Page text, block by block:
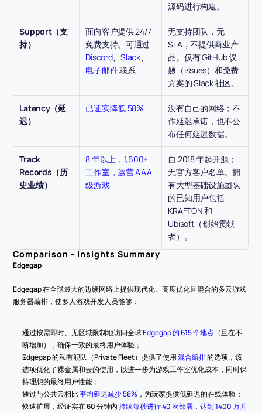
源码进行构建。
Support（支
持）
面向客户提供 24/7
Discord、Slack、
电子邮件 联系
无支持团队，无
SLA，不提供商业产
品。仅有 GitHub 议
题（issues）和免费
方案的 Slack 社区。
Latency（延
迟）
已证实降低 58%
没有自己的网络；不
作延迟承诺，也不公
布任何延迟数据。
Track
Records（历
史业绩）
8 年以上 ， 1,600+
工作室，运营 AAA
级游戏
自 2018 年起开源；
无官方客户名单。拥
有大型基础设施团队
的已知用户包括
KRAFTON 和
Ubisoft（创始贡献
者）。
Comparison - Insights Summary
Edgegap
Edgegap 在全球最大的边缘网络上提供现代化、高度优化且混合的多云游戏
服务器编排，使多人游戏开发人员能够：
通过按需即时、无区域限制地访问全球 Edgegap 的 615 个地点 （且在不
断增加），确保一致的最终用户体验；
Edgegap 的私有舰队（Private Fleet）提供了使用 混合编排 的选项，该
选项优化了裸金属和云的使用，以进一步为游戏工作室优化成本，同时保
持理想的最终用户性能；
通过与公共云相比 平均延迟减少 58% ，为玩家提供低延迟的在线体验；
快速扩展，经证实在 60 分钟内 持续每秒进行 40 次部署，达到 1400 万并